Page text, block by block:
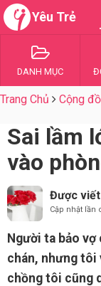
Yêu Trẻ
DANH MỤC
Trang Chủ Cộng
Sai lầm
vào
Được
Cập nhật lần
Người ta bảo vợ
chán, nhưng tôi
chồng tôi cũng